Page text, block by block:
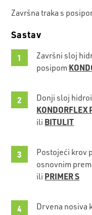
Završna traka s
Sastav
Završni sloj
posipom
Donji sloj
KONDORFLEX
ili BITULIT
Postojeći krov
osnovnim
ili PRIMER S
Drvena nosiva